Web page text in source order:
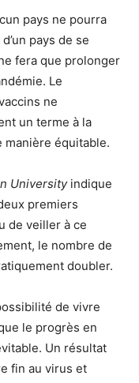
pays ne pourra
pays de se
fera que prolonger
Le
ne
un terme à la
manière équitable.
Universityindique
premiers
de veiller à ce
le nombre de
doubler.
de vivre
le progrès en
Un résultat
fin au virus et